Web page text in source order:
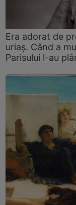
Era adorat de
uriaș. Când a
Parisului l-au